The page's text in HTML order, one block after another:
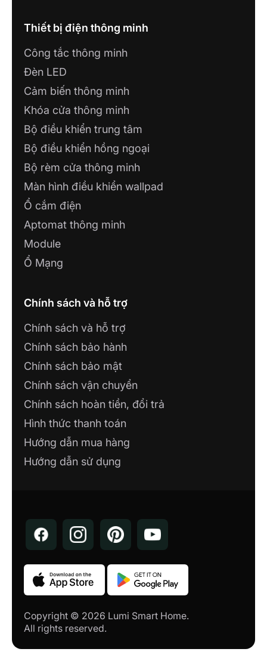
Thiết bị điện thông minh
Công tắc thông minh
Đèn LED
Cảm biến thông minh
Khóa cửa thông minh
Bộ điều khiển trung tâm
Bộ điều khiển hồng ngoại
Bộ rèm cửa thông minh
Màn hình điều khiển wallpad
Ổ cắm điện
Aptomat thông minh
Module
Ổ Mạng
Chính sách và hỗ trợ
Chính sách và hỗ trợ
Chính sách bảo hành
Chính sách bảo mật
Chính sách vận chuyển
Chính sách hoàn tiền, đổi trả
Hình thức thanh toán
Hướng dẫn mua hàng
Hướng dẫn sử dụng
Copyright © 2026 Lumi Smart Home.
All rights reserved.